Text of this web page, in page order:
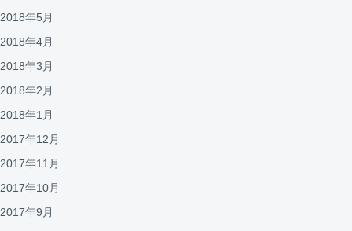
2018年5月
2018年4月
2018年3月
2018年2月
2018年1月
2017年12月
2017年11月
2017年10月
2017年9月